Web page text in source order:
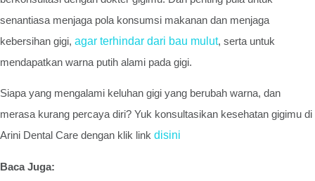
senantiasa menjaga pola konsumsi makanan dan menjaga
kebersihan gigi, agar terhindar dari bau mulut, serta untuk
mendapatkan warna putih alami pada gigi.
Siapa yang mengalami keluhan gigi yang berubah warna, dan
merasa kurang percaya diri? Yuk konsultasikan kesehatan gigimu di
Arini Dental Care dengan klik link disini
Baca Juga: